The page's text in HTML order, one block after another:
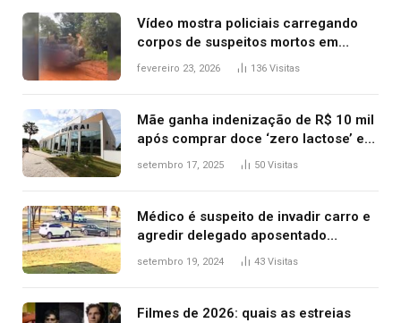
Vídeo mostra policiais carregando
corpos de suspeitos mortos em
confronto dentro de caminhonete
fevereiro 23, 2026 136 Visitas
Mãe ganha indenização de R$ 10 mil
após comprar doce ‘zero lactose’ e
filha ter reação alérgica grave
setembro 17, 2025 50 Visitas
Médico é suspeito de invadir carro e
agredir delegado aposentado
durante confusão no trânsito
setembro 19, 2024 43 Visitas
Filmes de 2026: quais as estreias